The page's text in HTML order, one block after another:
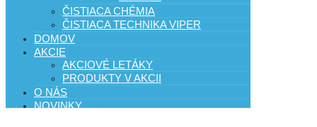
ČISTIACA CHÉMIA
ČISTIACA TECHNIKA VIPER
DOMOV
AKCIE
AKCIOVÉ LETÁKY
PRODUKTY V AKCII
O NÁS
NOVINKY